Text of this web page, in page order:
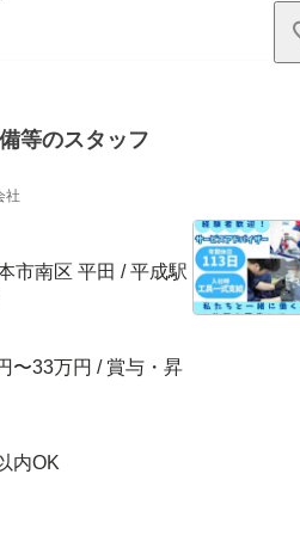
等のスタッフ
社
市南区 平田 / 平成駅
〜33万円 / 賞与・昇
内OK